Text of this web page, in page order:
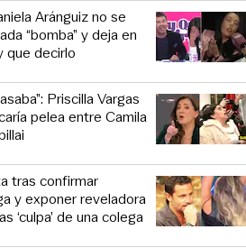
Aránguiz no se
“bomba” y deja en
que decirlo
Priscilla Vargas
pelea entre Camila
tras confirmar
y exponer reveladora
‘culpa’ de una colega